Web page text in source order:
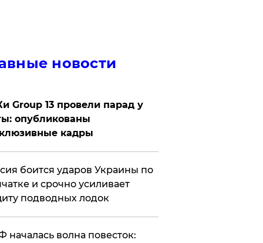
новости
Group 13 провели парад у
опубликованы
кадры
боится ударов Украины по
и срочно усиливает
подводных лодок
началась волна повесток: